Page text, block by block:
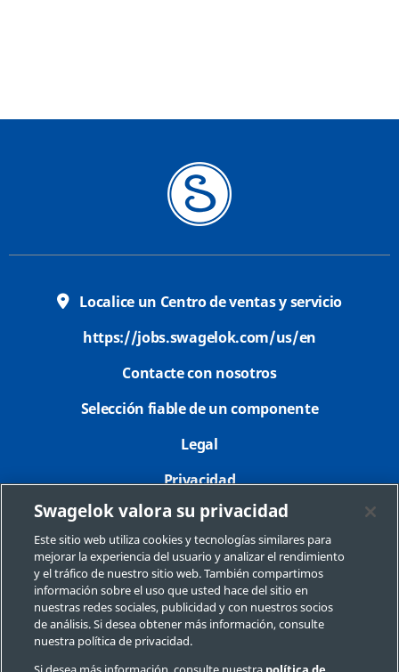
Localice un Centro de ventas y servicio
https://jobs.swagelok.com/us/en
Contacte con nosotros
Selección fiable de un componente
Legal
Privacidad
Imprimir
Mapa del sitio
Preferencias de cookies
No Vender o Compartir Mi Información Personal
Swagelok valora su privacidad
Este sitio web utiliza cookies y tecnologías similares para
mejorar la experiencia del usuario y analizar el rendimiento
y el tráfico de nuestro sitio web. También compartimos
información sobre el uso que usted hace del sitio en
nuestras redes sociales, publicidad y con nuestros socios
de análisis. Si desea obtener más información, consulte
nuestra política de privacidad.